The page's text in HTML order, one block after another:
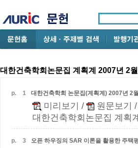
대한건축학회논문집 계획계 2007년 2월
p. 1 대한건축학회 논문집(계획계) 2007년 2
미리보기 / 원문보기
대한건축학회논문집 계획
p. 3 오픈 하우징의 SAR 이론을 활용한 주택